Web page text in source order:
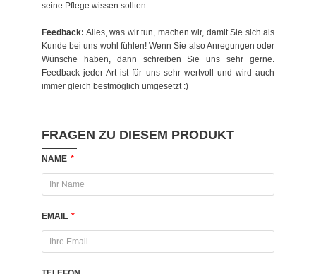
FRAGEN ZU DIESEM PRODUKT
NAME *
EMAIL *
seine Pflege wissen sollten.
Feedback: Alles, was wir tun, machen wir, damit Sie sich als
Kunde bei uns wohl fühlen! Wenn Sie also Anregungen oder
Wünsche haben, dann schreiben Sie uns sehr gerne.
Feedback jeder Art ist für uns sehr wertvoll und wird auch
immer gleich bestmöglich umgesetzt :)